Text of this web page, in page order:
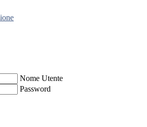
Nome Utente
Password